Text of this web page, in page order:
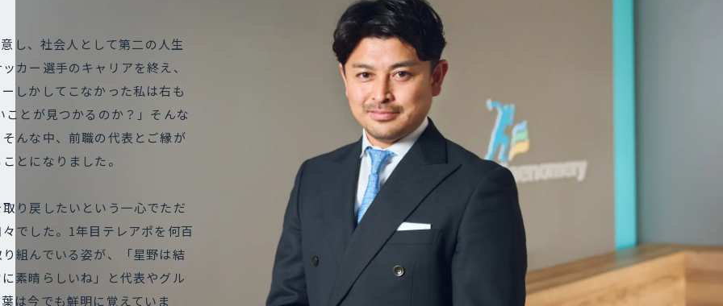
し、社会人として第二の人生
カー選手のキャリアを終え、
しかしてこなかった私は右も
とが見つかるのか？」そんな
んな中、前職の代表とご縁が
とになりました。
り戻したいという一心でただ
でした。1年目テレアポを何百
組んでいる姿が、「星野は結
素晴らしいね」と代表やグル
は今でも鮮明に覚えていま